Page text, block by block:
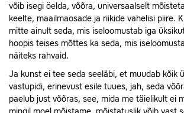
võib isegi öelda, võõra, universaalselt
keelte, maailmaosade ja riikide vahelisi piire.
mitte ainult seda, mis iseloomustab iga
hoopis teises mõttes ka seda, mis
näiteks rahvaid.
Ja kunst ei tee seda seeläbi, et muudab kõik
vastupidi, erinevust esile tuues, jah, seda
paelub just võõras, see, mida me täielikult ei